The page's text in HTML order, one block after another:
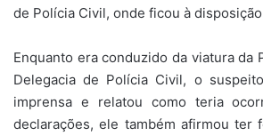
de Polícia Civil, onde ficou à
Enquanto era conduzido da viatura da
Delegacia de Polícia Civil, o
imprensa e relatou como teria
declarações, ele também afirmou ter